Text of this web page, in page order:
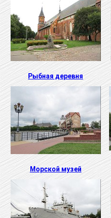
Рыбная деревня
Морской музей